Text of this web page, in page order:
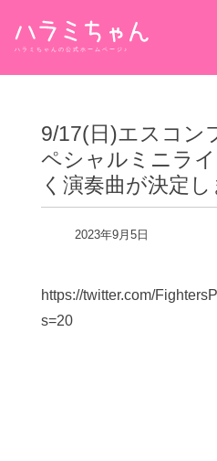
content
ハラミちゃんの公式ホームページ♪
9/17(日)エスコン
ペシャルミニラ
く演奏曲が決定し
2023年9月5日
https://twitter.com/
s=20